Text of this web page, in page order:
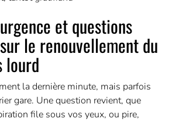
et questions
le renouvellement du
lourd
la dernière minute, mais parfois
gare. Une question revient, que
file sous vos yeux, ou pire,